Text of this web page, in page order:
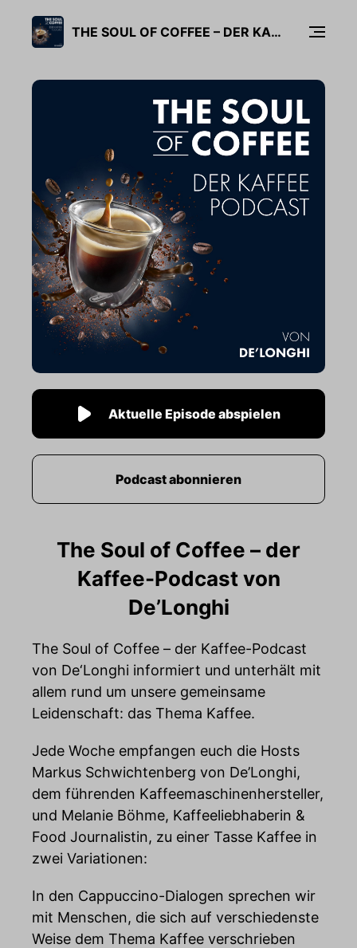
THE SOUL OF COFFEE – DER KAFFEE-PODCAST VON DE’LONGHI
The Soul of Coffee – der
Kaffee-Podcast von
De’Longhi
The Soul of Coffee – der Kaffee-Podcast
von De‘Longhi informiert und unterhält mit
allem rund um unsere gemeinsame
Leidenschaft: das Thema Kaffee.
Jede Woche empfangen euch die Hosts
Markus Schwichtenberg von De’Longhi,
dem führenden Kaffeemaschinenhersteller,
und Melanie Böhme, Kaffeeliebhaberin &
Food Journalistin, zu einer Tasse Kaffee in
zwei Variationen:
In den Cappuccino-Dialogen sprechen wir
mit Menschen, die sich auf verschiedenste
Weise dem Thema Kaffee verschrieben
Aktuelle Episode abspielen
Podcast abonnieren